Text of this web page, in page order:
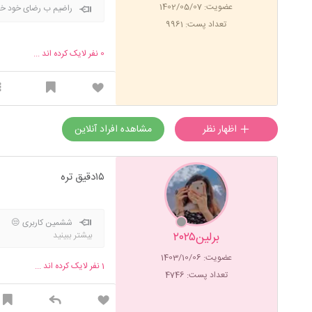
عضویت: 1402/05/07
تعداد پست: 9961
راضیم ب رضای خود
0 نفر لایک کرده اند ...
مشاهده افراد آنلاین
برلین۲۰۲۵
عضویت: 1403/10/06
تعداد پست: 4746
۱۵دقیق تره
ششمین کاربری 😒
بیشتر ببینید
1نفر لایک کرده اند ...